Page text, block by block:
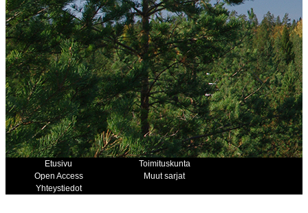
Etusivu
Toimituskunta
Open Access
Muut sarjat
Yhteystiedot